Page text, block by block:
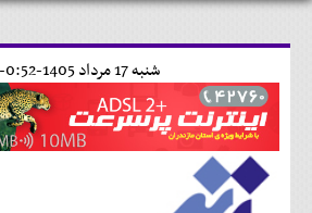
شنبه 17 مرداد 1405-0:52-